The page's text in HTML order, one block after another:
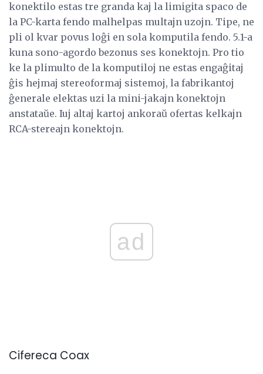
konektilo estas tre granda kaj la limigita spaco de
la PC-karta fendo malhelpas multajn uzojn. Tipe, ne
pli ol kvar povus loĝi en sola komputila fendo. 5.1-a
kuna sono-agordo bezonus ses konektojn. Pro tio
ke la plimulto de la komputiloj ne estas engaĝitaj
ĝis hejmaj stereoformaj sistemoj, la fabrikantoj
ĝenerale elektas uzi la mini-jakajn konektojn
anstataŭe. Iuj altaj kartoj ankoraŭ ofertas kelkajn
RCA-stereajn konektojn.
ad
Cifereca Coax